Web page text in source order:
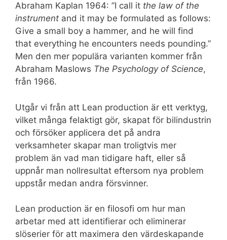
Abraham Kaplan 1964: ”I call it the law of the
instrument and it may be formulated as follows:
Give a small boy a hammer, and he will find
that everything he encounters needs pounding.”
Men den mer populära varianten kommer från
Abraham Maslows The Psychology of Science,
från 1966.
Utgår vi från att Lean production är ett verktyg,
vilket många felaktigt gör, skapat för bilindustrin
och försöker applicera det på andra
verksamheter skapar man troligtvis mer
problem än vad man tidigare haft, eller så
uppnår man nollresultat eftersom nya problem
uppstår medan andra försvinner.
Lean production är en filosofi om hur man
arbetar med att identifierar och eliminerar
slöserier för att maximera den värdeskapande